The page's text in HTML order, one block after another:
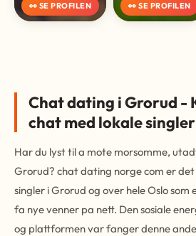
👀 SE PROFILEN 👀 SE PROFILEN
Chat dating i Grorud -
chat med lokale singler
Har du lyst til a mote morsomme,
Grorud? chat dating norge com er
singler i Grorud og over hele Oslo som
fa nye venner pa nett. Den sosiale
og plattformen var fanger denne